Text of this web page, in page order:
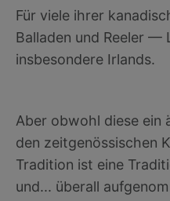
Für viele ihrer
Balladen und Reeler —
insbesondere Irlands.
Aber obwohl diese ein
den zeitgenössischen
Tradition ist eine
und... überall